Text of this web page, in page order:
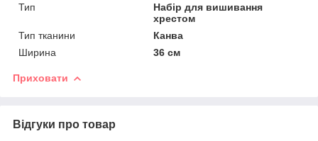
Тип
Набір для вишивання
хрестом
Тип тканини
Канва
Ширина
36 см
Приховати
Відгуки про товар